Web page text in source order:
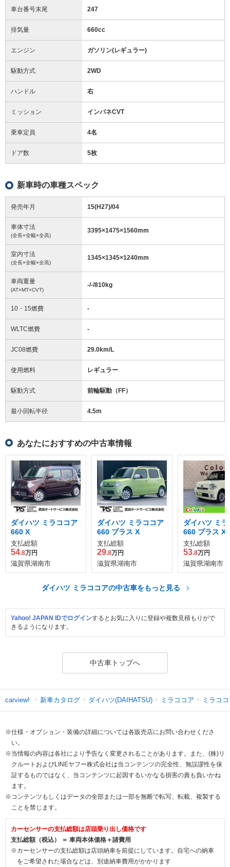
車台番号末尾 247
排気量 660cc
エンジン ガソリン(レギュラー)
駆動方式 2WD
ハンドル 右
ミッション インパネCVT
乗車定員 4名
ドア数 5枚
新車時の車種スペック
発売年月 15(H27)/04
車体寸法
(全長×全幅×全高)
3395×1475×1560mm
室内寸法
(全長×全幅×全高)
1345×1345×1240mm
車両重量
(AT×MT×CVT)
-/-/810kg
10・15燃費 -
WLTC燃費 -
JC08燃費 29.0km/L
使用燃料 レギュラー
駆動方式 前輪駆動（FF）
最小回転半径 4.5m
あなたにおすすめの中古車情報
ダイハツ ミラココア
660 X
支払総額
54.8万円
滋賀県湖南市
ダイハツ ミラココア
660 プラス X
支払総額
29.8万円
滋賀県湖南市
ダイハツ ミ
660 プラス X
支払総額
53.8万円
滋賀県湖南市
ダイハツ ミラココアの中古車をもっと見る
Yahoo! JAPAN IDでログインするとお気に入りに登録や複数見積もりがで
きるようになります。
中古車トップへ
carview! 新車カタログ ダイハツ(DAIHATSU) ミラココア ミラコ
※仕様・オプション・装備の詳細については各販売店にお問い合わせくださ
い。
※当情報の内容は各社により予告なく変更されることがあります。また、(株)リ
クルートおよびLINEヤフー株式会社は当コンテンツの完全性、無誤謬性を保
証するものではなく、当コンテンツに起因するいかなる損害の責も負いかね
ます。
※コンテンツもしくはデータの全部または一部を無断で転写、転載、複製する
ことを禁じます。
カーセンサーの支払総額は店頭乗り出し価格です
支払総額（税込） ＝ 車両本体価格＋諸費用
※カーセンサーの支払総額は店頭納車を前提にしています。自宅への納車
をご希望された場合などは、別途納車費用がかかります